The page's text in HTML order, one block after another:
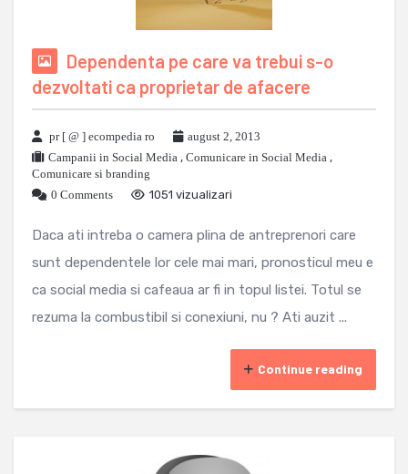
Dependenta pe care va trebui s-o
dezvoltati ca proprietar de afacere
pr [ @ ] ecompedia ro
august 2, 2013
Campanii in Social Media , Comunicare in Social Media ,
Comunicare si branding
0 Comments
1051 vizualizari
Daca ati intreba o camera plina de antreprenori care
sunt dependentele lor cele mai mari, pronosticul meu e
ca social media si cafeaua ar fi in topul listei. Totul se
rezuma la combustibil si conexiuni, nu ? Ati auzit ...
Continue reading